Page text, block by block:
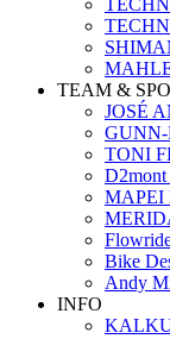
TEAM &
JOSÉ
TONI
MAPEI
Bike
Andy
INFO